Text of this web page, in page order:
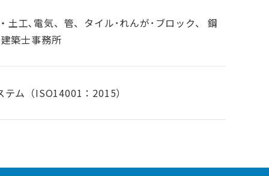
工､電気、管、タイル･れんが･ブロック、 鋼
築士事務所
ム（ISO14001：2015）